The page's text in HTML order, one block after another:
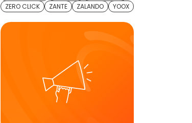
ZERO CLICK
ZANTE ZALANDO YOOX